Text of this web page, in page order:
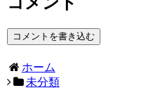
コメントを書き込む
ホーム
未分類